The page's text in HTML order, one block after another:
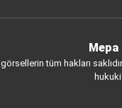
Mepa
tüm hakları